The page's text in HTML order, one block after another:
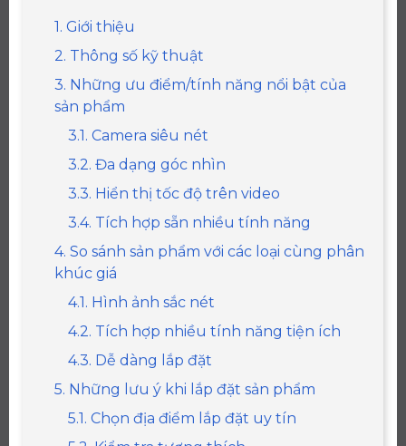
1. Giới thiệu
2. Thông số kỹ thuật
3. Những ưu điểm/tính năng nổi bật của
sản phẩm
3.1. Camera siêu nét
3.2. Đa dạng góc nhìn
3.3. Hiển thị tốc độ trên video
3.4. Tích hợp sẵn nhiều tính năng
4. So sánh sản phẩm với các loại cùng phân
khúc giá
4.1. Hình ảnh sắc nét
4.2. Tích hợp nhiều tính năng tiện ích
4.3. Dễ dàng lắp đặt
5. Những lưu ý khi lắp đặt sản phẩm
5.1. Chọn địa điểm lắp đặt uy tín